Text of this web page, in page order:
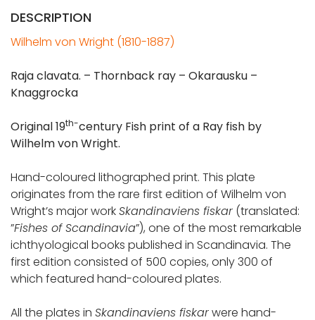
DESCRIPTION
Wilhelm von Wright (1810-1887)
Raja clavata. – Thornback ray – Okarausku –
Knaggrocka
Original 19th-century Fish print of a Ray fish by
Wilhelm von Wright.
Hand-coloured lithographed print. This plate
originates from the rare first edition of Wilhelm von
Wright’s major workSkandinaviens fiskar (translated:
”Fishes of Scandinavia”), one of the most remarkable
ichthyological books published in Scandinavia. The
first edition consisted of 500 copies, only 300 of
which featured hand-coloured plates.
All the plates in Skandinaviens fiskarwere hand-